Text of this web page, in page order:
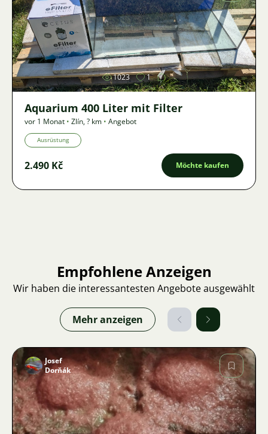
Bild
1023 1
Aquarium 400 Liter mit Filter
vor 1 Monat • Zlín,? km • Angebot
Ausrüstung
2.490 Kč Möchte kaufen
Empfohlene Anzeigen
Wir haben die interessantesten Angebote ausgewählt
Mehr anzeigen
Bild
Josef
Dorňák